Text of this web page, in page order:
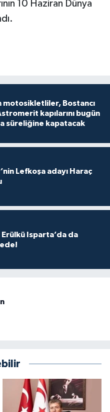
10 Haziran Dünya
motosikletliler, Bostancı
kapılarını bugün
süreliğine kapatacak
Lefkoşa adayı Haraç
Erülkü Isparta’da da